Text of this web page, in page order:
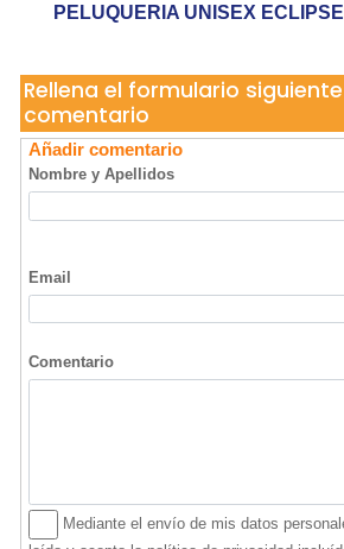
PELUQUERIA UNISEX ECLIPSE